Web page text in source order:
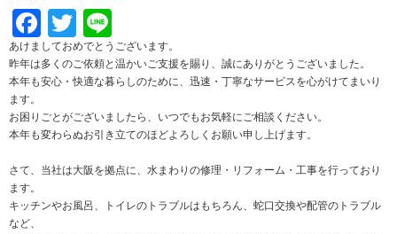
Facebook
Twitter
あけましておめでとうございます。
昨年は多くのご依頼と温かいご支援を賜り、誠にありがとうございました。
本年も安心・快適な暮らしのために、迅速・丁寧なサービスを心がけてまいり
ます。
お困りごとがございましたら、いつでもお気軽にご相談ください。
本年も変わらぬお引き立てのほどよろしくお願い申し上げます。
さて、当社は大阪を拠点に、水まわりの修理・リフォーム・工事を行っており
ます。
キッチンやお風呂、トイレのトラブルはもちろん、蛇口交換や配管のトラブル
など、